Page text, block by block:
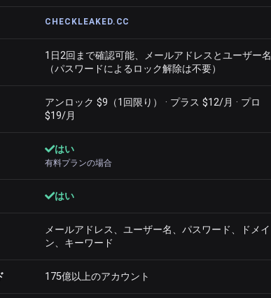
CHECKLEAKED.CC
1日2回まで確認可能、メールアドレスとユーザー名
（パスワードによるロック解除は不要）
アンロック $9（1回限り） · プラス $12/月 · プロ
$19/月
はい
有料プランの場合
はい
メールアドレス、ユーザー名、パスワード、ドメイ
ン、キーワード
175億以上のアカウント